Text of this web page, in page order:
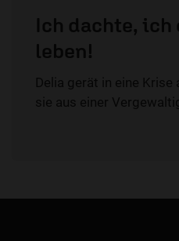
Ich dachte,
leben!
Delia gerät in eine Krise
sie aus einer